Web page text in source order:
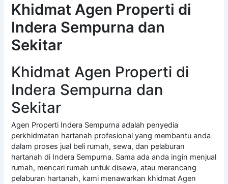
Khidmat Agen Properti di
Indera Sempurna dan
Sekitar
Khidmat Agen Properti di
Indera Sempurna dan
Sekitar
Agen Properti Indera Sempurna adalah penyedia
perkhidmatan hartanah profesional yang membantu anda
dalam proses jual beli rumah, sewa, dan pelaburan
hartanah di Indera Sempurna. Sama ada anda ingin menjual
rumah, mencari rumah untuk disewa, atau merancang
pelaburan hartanah, kami menawarkan khidmat Agen